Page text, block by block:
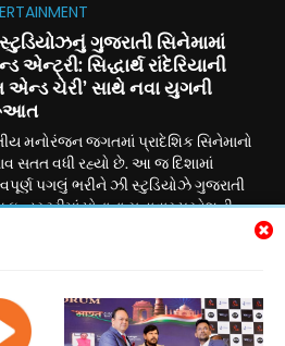
ગુજરાતી સિનેમામાં
એન્ટ્રી: સિદ્ધાર્થ રાંદેરિયાની
એન્ડ ચેરી’ સાથે નવા યુગની
મનોરંજન જગતમાં પ્રાદેશિક સિનેમાનો
સતત વધી રહ્યો છે. આ જ દિશામાં
પગલું ભરીને ઝી સ્ટુડિયોઝે ગુજરાતી
ઇન્ડસ્ટ્રીમાં પોતાના સત્તાવાર પ્રવેશની
પોતાની નવી ઇનિંગ્સની શરૂઆત કરી